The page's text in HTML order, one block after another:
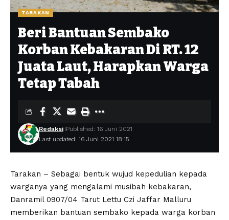
TARAKAN
Beri Bantuan Sembako
Korban Kebakaran Di RT. 12
Juata Laut, Harapkan Warga
Tetap Tabah
Last updated: 16 Juni 2021 18:15
Redaksi Published: 16 Juni 2021
Tarakan – Sebagai bentuk wujud kepedulian kepada
warganya yang mengalami musibah kebakaran,
Danramil 0907/04 Tarut Lettu Czi Jaffar Malluru
memberikan bantuan sembako kepada warga korban